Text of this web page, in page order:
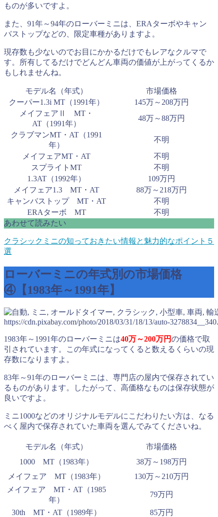
ものが多いですよ。
また、91年～94年のローバーミニは、ERAターボやキャン
バストップなどの、限定車種がありますよ。
現存数も少ないのでお目にかかるだけでもレアなクルマで
す。所有してるだけでどんどん車両の価値が上がってくるか
もしれませんね。
モデル名（年式）
市場価格
クーパー1.3i MT（1991年）
145万～208万円
メイフェアⅡ MT・
AT（1991年）
48万～88万円
クラブマンMT・AT（1991
年）
不明
メイフェアMT・AT
不明
スプライトMT
不明
1.3AT（1992年）
109万円
メイフェア1.3 MT・AT
88万～218万円
キャンバストップ MT・AT
不明
ERAターボ MT
不明
あわせて読みたい
クラシックミニの知っておきたい情報と魅力的なポイント５
選
ローバーミニの年式別の市場価格
④【1983年～1991年】
https://cdn.pixabay.com/photo/2018/03/31/18/13/auto-
1983年～1991年のローバーミニは40万～200万円の価格で取
引されています。この年式になってくると数えるくらいの現
存数になりますよ。
83年～91年のローバーミニは、専門店の屋内で保存されてい
るものがあります。したがって、高価格なものは保存状態が
良いですよ。
ミニ1000などのオリジナルモデルにこだわりたい方は、なる
べく屋内で保存されていた車両を選んでみてくださいね。
モデル名（年式）
市場価格
1000 MT（1983年）
38万～198万円
メイフェア MT（1983年）
130万～210万円
メイフェア MT・AT（1985
年）
79万円
30th MT・AT（1989年）
85万円